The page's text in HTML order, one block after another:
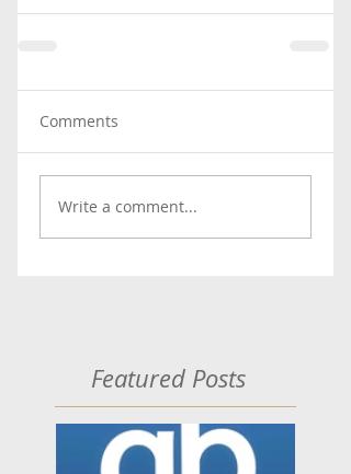
Comments
Write a comment...
Featured Posts